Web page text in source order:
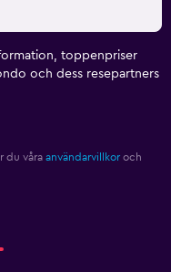
toppenpriser
och dess resepartners
du våra användarvillkor och